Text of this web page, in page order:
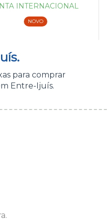
INTERNACIONAL
NOVO
para comprar
Entre-Ijuís.